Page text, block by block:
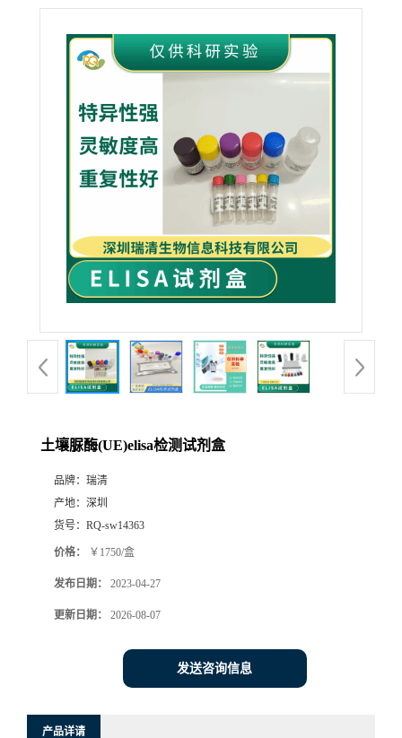
土壤脲酶(UE)elisa检测试剂盒
品牌： 瑞清
产地： 深圳
货号： RQ-sw14363
价格： ￥1750/盒
发布日期： 2023-04-27
更新日期： 2026-08-07
发送咨询信息
产品详请